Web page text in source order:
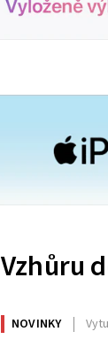
Vzhůru
NOVINKY